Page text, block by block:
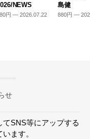
NEWS
円 — 2026.07.22
島健
880円 —
せ
SNS等にアップする
ます。